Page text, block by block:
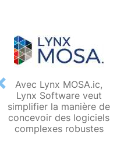
Avec Lynx MOSA.ic,
Lynx Software veut
simplifier la manière de
concevoir des logiciels
complexes robustes
Previous